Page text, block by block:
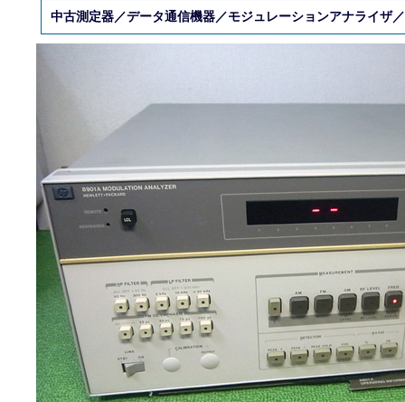
中古測定器／データ通信機器／モジュレーションアナライザ